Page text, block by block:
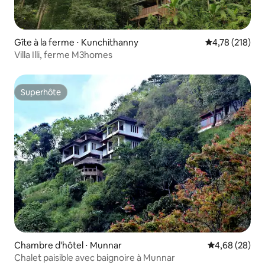
Gîte à la ferme ⋅ Kunchithanny Évaluation
4,78 (218)
Villa Illi, ferme M3homes
Superhôte
Superhôte
Chambre d'hôtel ⋅ Munnar Évaluation
4,68 (28)
Chalet paisible avec baignoire à Munnar